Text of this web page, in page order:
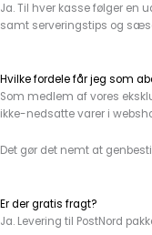
Ja. Til hver kasse følger en
samt serveringstips og
Hvilke fordele får jeg som
Som medlem af vores
ikke-nedsatte varer i
Det gør det nemt at
Er der gratis fragt?
Ja. Levering til PostNord